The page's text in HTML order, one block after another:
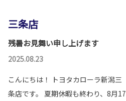
三条店
残暑お見舞い申し上げます
2025.08.23
こんにちは！ トヨタカローラ新潟三
条店です。 夏期休暇も終わり、8月17